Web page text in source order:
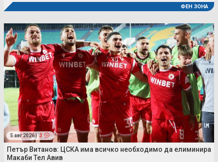
ФЕН ЗОНА
5 авг 2026 | 3
Петър Витанов: ЦСКА има всичко необходимо да елиминира
Макаби Тел Авив